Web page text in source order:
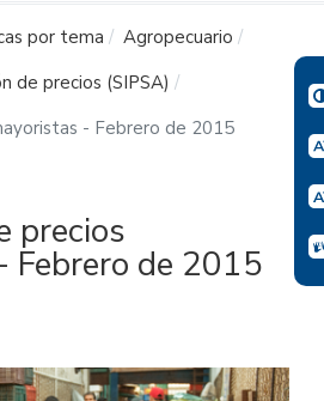
por tema
Agropecuario
de precios (SIPSA)
- Febrero de 2015
precios
Febrero de 2015